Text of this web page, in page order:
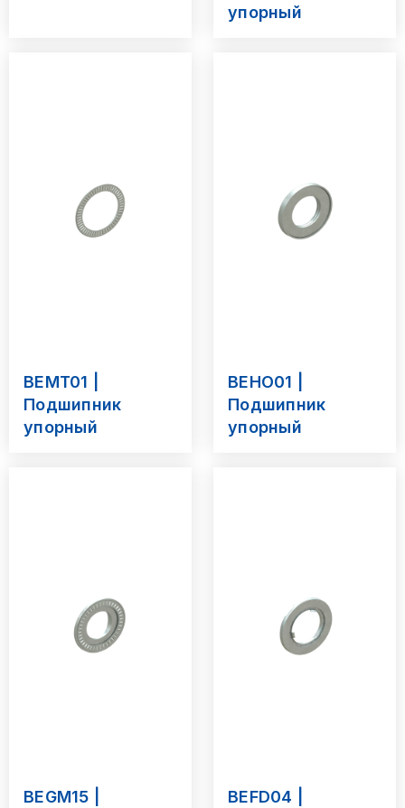
упорный
BEMT01 |
Подшипник
упорный
BEHO01 |
Подшипник
упорный
BEGM15 |
BEFD04 |